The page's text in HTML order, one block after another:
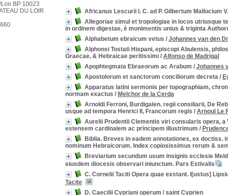
Africanus Lescurii I. C. ad P. Gilbertum Mallocium
Allegoriae simul et tropologiae in locos utriusque
in ordinem digestae, è monimentis unius & triginta
Alphabetum ebraicum vetus / Johannes van den
Alphonsi Tostati Hispani, episcopi Abulensis,
Graecae, & Hebraicae peritissimi/ Alfonso de Madrigal
Apophtegmata Ebraeorum ac Arabum / Johannes
Apostolorum et sanctorum conciliorum decreta/
Apparatus latini sermonis per topographiam,
normam exactus / Melchor de la Cerda
Arnoldi Ferroni, Burdigalen. regii consiliarii, De
usque ad tempora Henrici II, Francorum regis / Arnoul Le
Aurelii Prudentii Clementis viri consularis opera,
estensem cardinalem ac principem illustrimum /
Biblia. Breves in eadem annotationes, ex
nominum Hebraicorum. Index copiosissimus rerum &
Breviarium secundum usum insignis ecclesie
eiusdem diocesis observari iniunctum. Pars Estivalis
C. Cornelii Taciti Opera quae exstant. I[ustus]
Tacite
D. Caecilii Cypriani operum / saint Cyprien
BP 10023
DU LOIR